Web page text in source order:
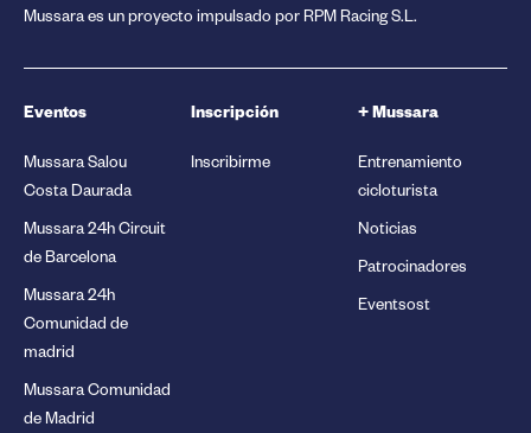
Mussara es un proyecto impulsado por RPM Racing S.L.
Eventos
Mussara Salou
Costa Daurada
Mussara 24h Circuit
de Barcelona
Mussara 24h
Comunidad de
madrid
Mussara Comunidad
de Madrid
Inscripción
Inscribirme
+ Mussara
Entrenamiento
cicloturista
Noticias
Patrocinadores
Eventsost